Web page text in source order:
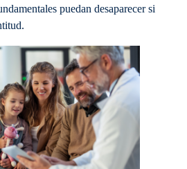
puedan desaparecer si